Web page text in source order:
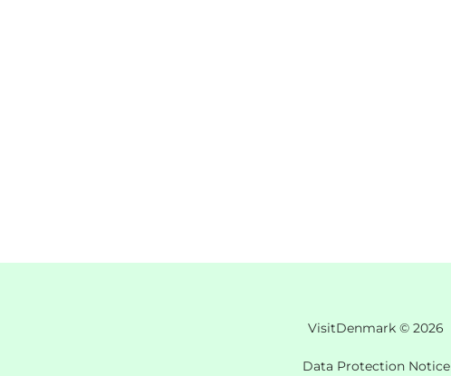
VisitDenmark © 2026
Data Protection Notice